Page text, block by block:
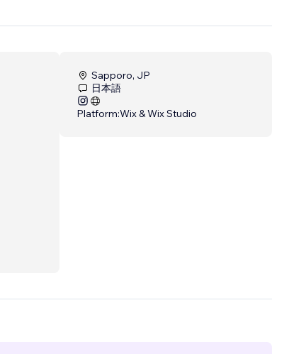
Sapporo, JP
日本語
Platform:Wix & Wix Studio